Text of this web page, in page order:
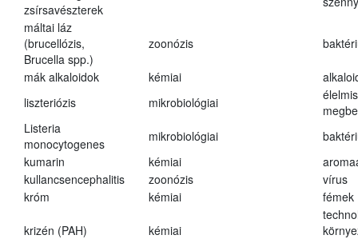
zsírsavészterek
máltai láz
(brucellózis,
Brucella spp.)
zoonózis
mák alkaloidok kémiai
liszteriózis
mikrobiológiai
Listeria
monocytogenes
mikrobiológiai
kumarin
kémiai
kullancsencephalitis
zoonózis
vírus
króm
kémiai fémek
krizén (PAH) kémiai